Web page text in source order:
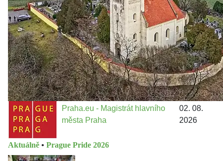
13 do procesů developerské výstavby např. v lokalitě
Třebonice a Chaby, kterou umožňuje nově schválený
Metropolitn...
Praha.eu - Magistrát hlavního
města Praha
02. 08.
2026
Aktuálně • Prague Pride 2026